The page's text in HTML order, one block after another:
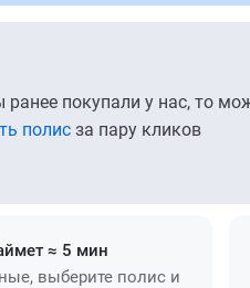
ранее покупали у нас, то
полис за пару кликов
≈ 5 мин
выберите полис и